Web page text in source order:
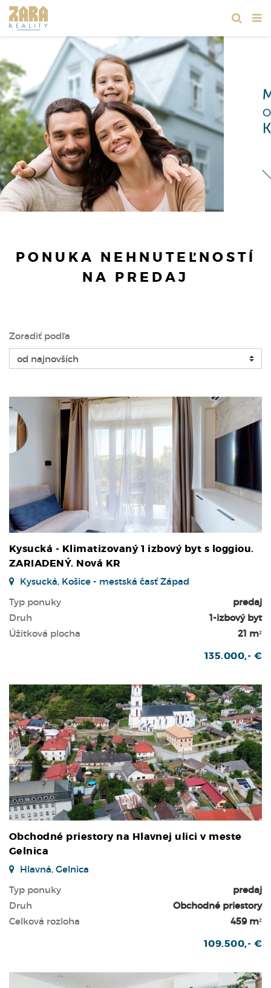
PONUKA NEHNUTEĽNOSTÍ
NA PREDAJ
Zoradiť podľa
Kysucká - Klimatizovaný 1 izbový byt s loggiou.
ZARIADENÝ. Nová KR
Kysucká, Košice - mestská časť Západ
Typ ponuky
predaj
Druh
1-izbový byt
Úžitková plocha
21 m²
135.000,- €
Obchodné priestory na Hlavnej ulici v meste
Gelnica
Hlavná, Gelnica
Typ ponuky
predaj
Druh
Obchodné priestory
Celková rozloha
459 m²
109.500,- €